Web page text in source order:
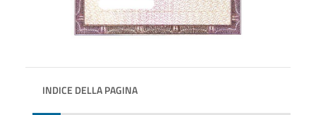
INDICE DELLA PAGINA